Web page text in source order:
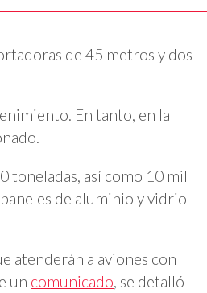
de 45 metros y dos
En tanto, en la
toneladas, así como 10 mil
de aluminio y vidrio
atenderán a aviones con
un comunicado, se detalló